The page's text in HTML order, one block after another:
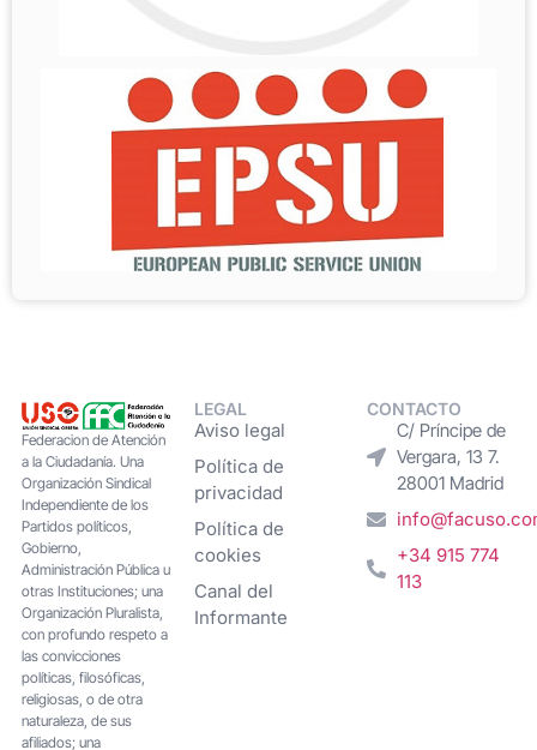
Federacion de Atención
a la Ciudadanía. Una
Organización Sindical
Independiente de los
Partidos políticos,
Gobierno,
Administración Pública u
otras Instituciones; una
Organización Pluralista,
con profundo respeto a
las convicciones
políticas, filosóficas,
religiosas, o de otra
naturaleza, de sus
afiliados; una
LEGAL
Aviso legal
Política de
privacidad
Política de
cookies
Canal del
Informante
CONTACTO
C/ Príncipe de
Vergara, 13 7.
28001 Madrid
+34 915 774
113